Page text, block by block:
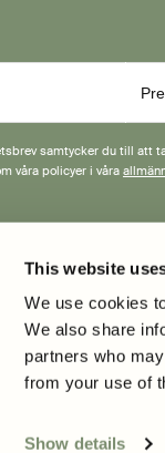
This website
We use cookies
We also share
partners who
from your use of
Show details
samtycker du till att
våra policyer i våra